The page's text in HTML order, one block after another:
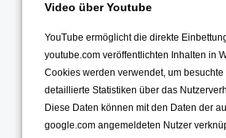
Juni 2022
Mai 2022
April 2022
März 2022
Februar 2022
Januar 2022
Video über Youtube
YouTube ermöglicht die direkte
youtube.com veröffentlichten Inhalten in
Cookies werden verwendet, um besuchte
detaillierte Statistiken über das
Diese Daten können mit den Daten der
google.com angemeldeten Nutzer